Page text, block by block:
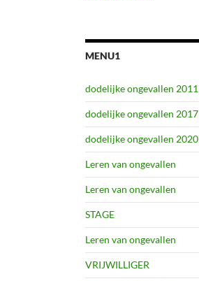
MENU1
dodelijke ongevallen 2011
dodelijke ongevallen 2017
dodelijke ongevallen 2020
Leren van ongevallen
Leren van ongevallen
STAGE
Leren van ongevallen
VRIJWILLIGER